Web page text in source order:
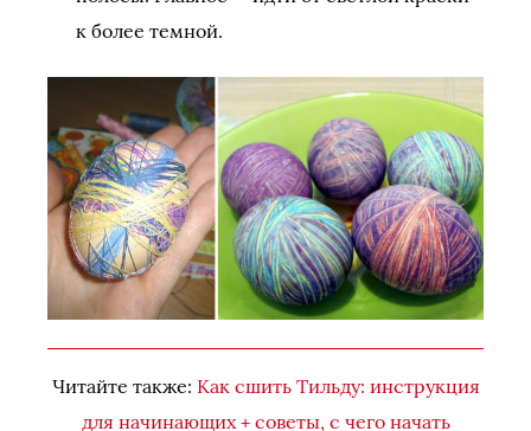
к более темной.
Читайте также: Как сшить Тильду: инструкция
для начинающих + советы, с чего начать